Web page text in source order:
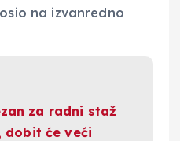
na izvanredno
za radni staž
dobit će veći